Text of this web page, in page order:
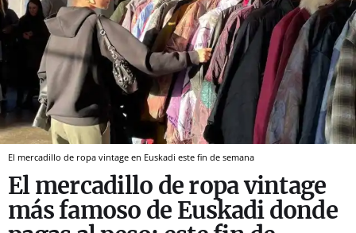
El mercadillo de ropa vintage en Euskadi este fin de semana
El mercadillo de ropa vintage
más famoso de Euskadi donde